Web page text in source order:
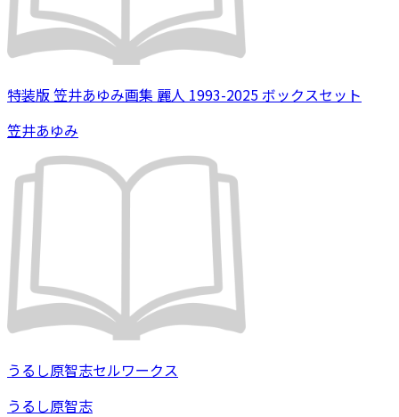
特装版 笠井あゆみ画集 麗人 1993-2025 ボックスセット
笠井あゆみ
うるし原智志セルワークス
うるし原智志